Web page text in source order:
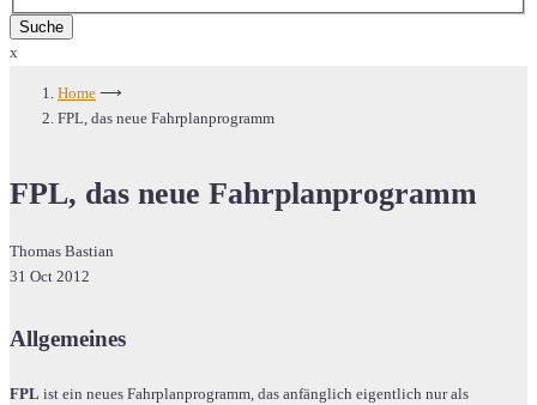
x
Home ⟶
FPL, das neue Fahrplanprogramm
FPL, das neue Fahrplanprogramm
Thomas Bastian
31 Oct 2012
Allgemeines
FPL ist ein neues Fahrplanprogramm, das anfänglich eigentlich nur als